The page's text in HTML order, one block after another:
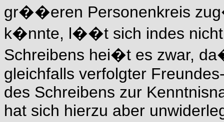
gr��eren Personenkreis
k�nnte, l��t sich indes nicht
Schreibens hei�t es zwar,
gleichfalls verfolgter
des Schreibens zur
hat sich hierzu aber